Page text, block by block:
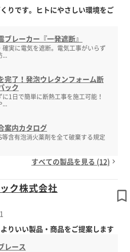
りです。ヒトにやさしい環境をご
ブレーカー『一発遮断』
実に電気を遮断。電気工事がいらず
...
完了！発泡ウレタンフォーム断
ック
1日で簡単に断熱工事を施工可能！
...
案内カタログ
含有泡消火薬剤を全て破棄する規定
すべての製品を見る (12)
ク株式会社
りいい製品・商品をご提案します
レース